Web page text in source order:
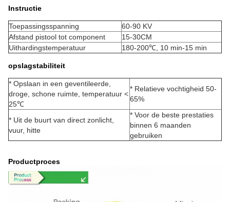
Instructie
Toepassingsspanning
60-90 KV
Afstand pistool tot component
15-30CM
Uithardingstemperatuur
180-200℃, 10 min-15 min
opslagstabiliteit
* Opslaan in een geventileerde,
droge, schone ruimte, temperatuur <
25℃
* Relatieve vochtigheid 50-
65%
* Uit de buurt van direct zonlicht,
vuur, hitte
* Voor de beste prestaties
binnen 6 maanden
gebruiken
Productproces